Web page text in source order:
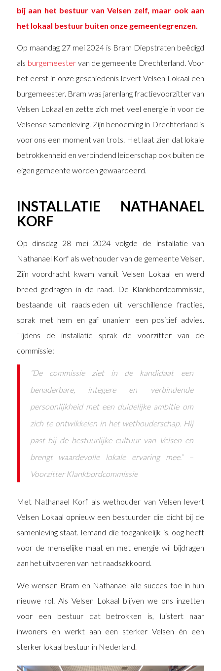
bij aan het bestuur van Velsen zelf, maar ook aan
het lokaal bestuur buiten onze gemeentegrenzen.
Op maandag 27 mei 2024 is Bram Diepstraten beëdigd
als burgemeestervan de gemeente Drechterland. Voor
het eerst in onze geschiedenis levert Velsen Lokaal een
burgemeester. Bram was jarenlang fractievoorzitter van
Velsen Lokaal en zette zich met veel energie in voor de
Velsense samenleving. Zijn benoeming in Drechterland is
voor ons een moment van trots. Het laat zien dat lokale
betrokkenheid en verbindend leiderschap ook buiten de
eigen gemeente worden gewaardeerd.
INSTALLATIE NATHANAEL
KORF
Op dinsdag 28 mei 2024 volgde de installatie van
Nathanael Korf als wethouder van de gemeente Velsen.
Zijn voordracht kwam vanuit Velsen Lokaal en werd
breed gedragen in de raad. De Klankbordcommissie,
bestaande uit raadsleden uit verschillende fracties,
sprak met hem en gaf unaniem een positief advies.
Tijdens de installatie sprak de voorzitter van de
commissie:
“De commissie ziet in de kandidaat een
benaderbare, integere en verbindende
persoonlijkheid met een duidelijke ambitie om
zich te ontwikkelen in het wethouderschap. Hij
past bij de bestuurlijke cultuur van Velsen en
brengt waardevolle lokale ervaring mee.” –
Voorzitter Klankbordcommissie
Met Nathanael Korf als wethouder van Velsen levert
Velsen Lokaal opnieuw een bestuurder die dicht bij de
samenleving staat. Iemand die toegankelijk is, oog heeft
voor de menselijke maat en met energie wil bijdragen
aan het uitvoeren van het raadsakkoord.
We wensen Bram en Nathanael alle succes toe in hun
nieuwe rol. Als Velsen Lokaal blijven we ons inzetten
voor een bestuur dat betrokken is, luistert naar
inwoners en werkt aan een sterker Velsen én een
sterker lokaal bestuur in Nederland